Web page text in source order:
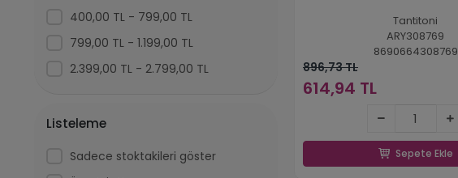
400,00 TL - 799,00 TL
799,00 TL - 1.199,00 TL
2.399,00 TL - 2.799,00 TL
Listeleme
Sadece stoktakileri göster
Tantitoni
ARY308769
8690664308769
896,73 TL
614,94 TL
Sepete Ekle